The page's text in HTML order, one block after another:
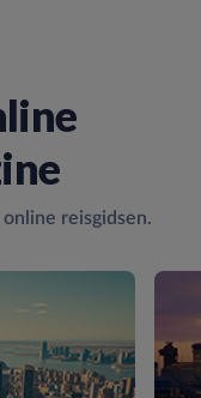
reisgidsen.